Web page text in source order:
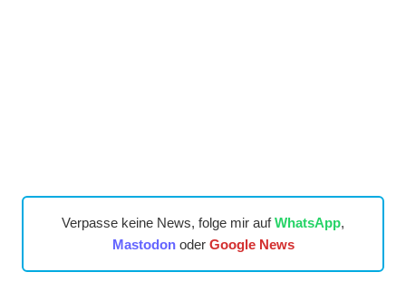
Verpasse keine News, folge mir aufWhatsApp,
Mastodonoder Google News